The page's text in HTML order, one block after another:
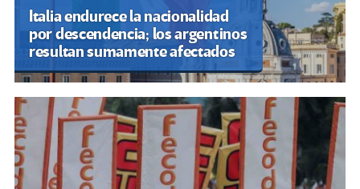
Italia endurece la nacionalidad
por descendencia; los argentinos
resultan sumamente afectados